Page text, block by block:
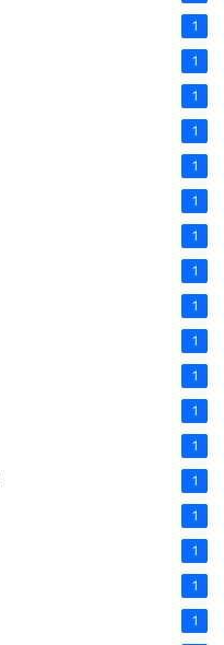
1
1
1
1
1
1
1
1
1
1
1
1
1
1
1
1
1
1